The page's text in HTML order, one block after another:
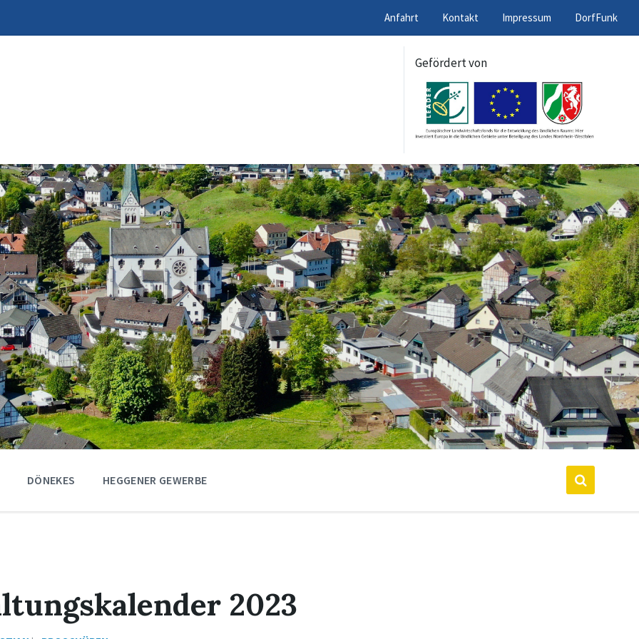
Anfahrt Kontakt Impressum DorfFunk
Gefördert von
DÖNEKES HEGGENER GEWERBE
2023